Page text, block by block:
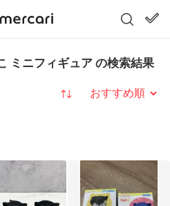
ミニフィギュア の検索結果
並び替え